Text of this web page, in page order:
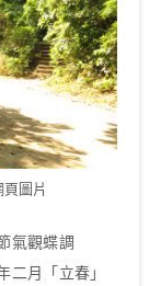
圖片
氣觀蝶調
月「立春」